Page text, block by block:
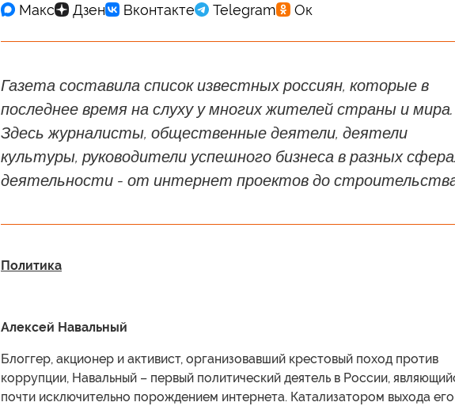
Газета составила список известных россиян, которые в
последнее время на слуху у многих жителей страны и мира.
Здесь журналисты, общественные деятели, деятели
культуры, руководители успешного бизнеса в разных
деятельности - от интернет проектов до
Политика
Алексей Навальный
Блоггер, акционер и активист, организовавший крестовый поход против
коррупции, Навальный – первый политический деятель в России,
почти исключительно порождением интернета. Катализатором выхода его